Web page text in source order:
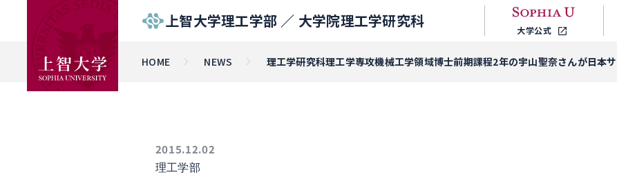
上智大学理工学部 ／ 大学院理工学研究科 大学公式
HOME NEWS 理工学研究科理工学専攻機械工学領域博士前期課程2年の宇山聖奈さんが日本
2015.12.02
理工学部